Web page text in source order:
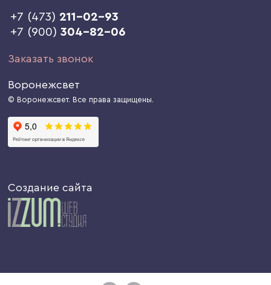
+7 (473) 211-02-93
+7 (900)304-82-06
Заказать звонок
Воронежсвет
© Воронежсвет. Все права защищены.
Создание сайта